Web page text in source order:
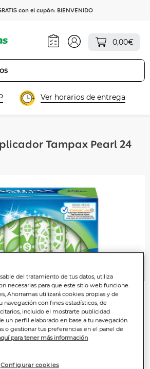
con el cupón: BIENVENIDO
0,00€
Ver horarios de entrega
Tampax Pearl 24
del tratamiento de tus datos, utiliza
necesarias para que este sitio web funcione.
Ahorramas utilizará cookies propias y de
navegación con fines estadísticos, de
incluido el mostrarte publicidad
un perfil elaborado en base a tu navegación.
o gestionar tus preferencias en el panel de
para tener más información
Configurar cookies